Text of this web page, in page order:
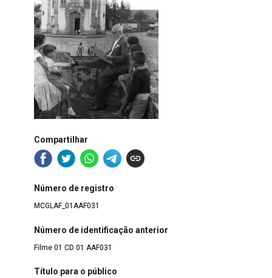
Compartilhar
Número de registro
MCGLAF_01AAF031
Número de identificação anterior
Filme 01 CD 01 AAF031
Título para o público